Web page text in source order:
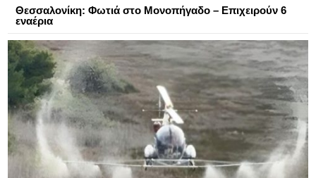
Θεσσαλονίκη: Φωτιά στο Μονοπήγαδο – Επιχειρούν 6
εναέρια